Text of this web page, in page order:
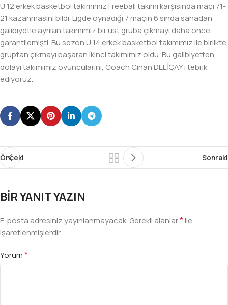
U 12 erkek basketbol takımımız Freeball takımı karşısında maçı 71-
21 kazanmasını bildi. Ligde oynadığı 7 maçın 6 sında sahadan
galibiyetle ayrılan takımımız bir üst gruba çıkmayı daha önce
garantilemişti. Bu sezon U 14 erkek basketbol takımımız ile birlikte
gruptan çıkmayı başaran ikinci takımımız oldu. Bu galibiyetten
dolayı takımımız oyuncularını, Coach Cihan DELİÇAY ı tebrik
ediyoruz.
Önceki Sonraki
BIR YANIT YAZIN
E-posta adresiniz yayınlanmayacak. Gerekli alanlar*ile
işaretlenmişlerdir
Yorum*